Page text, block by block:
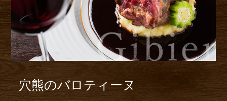
穴熊のバロティーヌ